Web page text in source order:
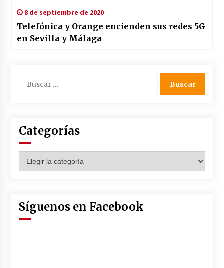
8 de septiembre de 2020
Telefónica y Orange encienden sus redes 5G
en Sevilla y Málaga
Categorías
Síguenos en Facebook